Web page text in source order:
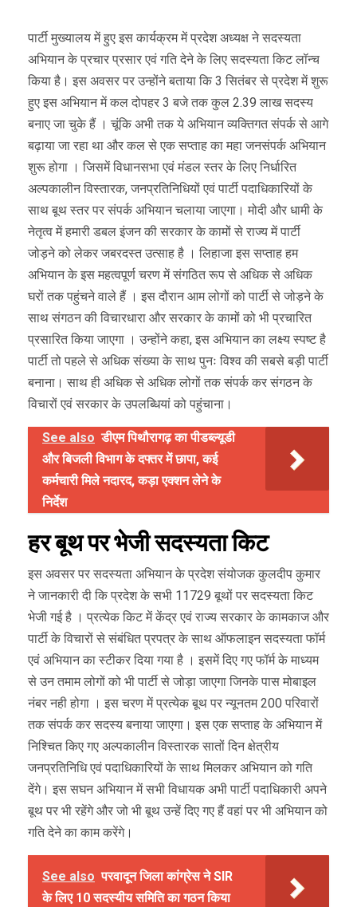
पार्टी मुख्यालय में हुए इस कार्यक्रम में प्रदेश अध्यक्ष ने सदस्यता
अभियान के प्रचार प्रसार एवं गति देने के लिए सदस्यता किट लॉन्च
किया है। इस अवसर पर उन्होंने बताया कि 3 सितंबर से प्रदेश में शुरू
हुए इस अभियान में कल दोपहर 3 बजे तक कुल 2.39 लाख सदस्य
बनाए जा चुके हैं । चूंकि अभी तक ये अभियान व्यक्तिगत संपर्क से आगे
बढ़ाया जा रहा था और कल से एक सप्ताह का महा जनसंपर्क अभियान
शुरू होगा । जिसमें विधानसभा एवं मंडल स्तर के लिए निर्धारित
अल्पकालीन विस्तारक, जनप्रतिनिधियों एवं पार्टी पदाधिकारियों के
साथ बूथ स्तर पर संपर्क अभियान चलाया जाएगा। मोदी और धामी के
नेतृत्व में हमारी डबल इंजन की सरकार के कामों से राज्य में पार्टी
जोड़ने को लेकर जबरदस्त उत्साह है । लिहाजा इस सप्ताह हम
अभियान के इस महत्वपूर्ण चरण में संगठित रूप से अधिक से अधिक
घरों तक पहुंचने वाले हैं । इस दौरान आम लोगों को पार्टी से जोड़ने के
साथ संगठन की विचारधारा और सरकार के कामों को भी प्रचारित
प्रसारित किया जाएगा । उन्होंने कहा, इस अभियान का लक्ष्य स्पष्ट है
पार्टी तो पहले से अधिक संख्या के साथ पुनः विश्व की सबसे बड़ी पार्टी
बनाना। साथ ही अधिक से अधिक लोगों तक संपर्क कर संगठन के
विचारों एवं सरकार के उपलब्धियां को पहुंचाना।
See also डीएम पिथौरागढ़ का पीडब्ल्यूडी
और बिजली विभाग के दफ्तर में छापा, कई
कर्मचारी मिले नदारद, कड़ा एक्शन लेने के
निर्देश
हर बूथ पर भेजी सदस्यता किट
इस अवसर पर सदस्यता अभियान के प्रदेश संयोजक कुलदीप कुमार
ने जानकारी दी कि प्रदेश के सभी 11729 बूथों पर सदस्यता किट
भेजी गई है । प्रत्येक किट में केंद्र एवं राज्य सरकार के कामकाज और
पार्टी के विचारों से संबंधित प्रपत्र के साथ ऑफलाइन सदस्यता फॉर्म
एवं अभियान का स्टीकर दिया गया है । इसमें दिए गए फॉर्म के माध्यम
से उन तमाम लोगों को भी पार्टी से जोड़ा जाएगा जिनके पास मोबाइल
नंबर नही होगा । इस चरण में प्रत्येक बूथ पर न्यूनतम 200 परिवारों
तक संपर्क कर सदस्य बनाया जाएगा। इस एक सप्ताह के अभियान में
निश्चित किए गए अल्पकालीन विस्तारक सातों दिन क्षेत्रीय
जनप्रतिनिधि एवं पदाधिकारियों के साथ मिलकर अभियान को गति
देंगे। इस सघन अभियान में सभी विधायक अभी पार्टी पदाधिकारी अपने
बूथ पर भी रहेंगे और जो भी बूथ उन्हें दिए गए हैं वहां पर भी अभियान को
गति देने का काम करेंगे।
See also परवादून जिला कांग्रेस ने SIR
के लिए 10 सदस्यीय समिति का गठन किया